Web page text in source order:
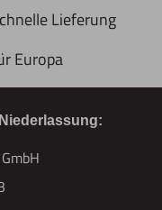
Lieferung
Europa